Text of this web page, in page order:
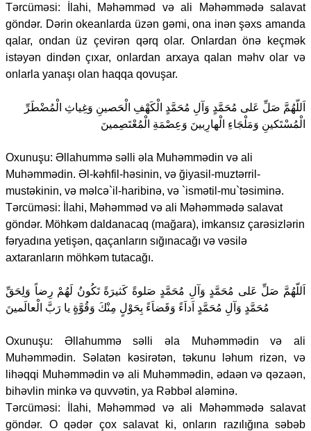
Tərcüməsi: İlahi, Məhəmməd və ali Məhəmmədə salavat
göndər. Dərin okeanlarda üzən gəmi, ona inən şəxs amanda
qalar, ondan üz çevirən qərq olar. Onlardan önə keçmək
istəyən dindən çıxar, onlardan arxaya qalan məhv olar və
onlarla yanaşı olan haqqa qovuşar.
اَللّهُمَّ صَلِّ عَلى مُحَمَّدٍ وَآلِ مُحَمَّدٍ الْكَهْفِ الْحَصينِ وَغِياثِ الْمُضْطَرِّ
الْمُسْتَكينِ وَمَلْجَاءِ الْهارِبينَ وَعِصْمَةِ الْمُعْتَصِمينَ
Oxunuşu: Əllahummə səlli əla Muhəmmədin və ali
Muhəmmədin. Əl-kəhfil-həsinin, və ğiyasil-muztərril-
mustəkinin, və məlcə`il-haribinə, və `ismətil-mu`təsiminə.
Tərcüməsi: İlahi, Məhəmməd və ali Məhəmmədə salavat
göndər. Möhkəm daldanacaq (mağara), imkansız çarəsizlərin
fəryadına yetişən, qaçanların sığınacağı və vəsilə
axtaranların möhkəm tutacağı.
اَللّهُمَّ صَلِّ عَلى مُحَمَّدٍ وَآلِ مُحَمَّدٍ صَلوةً كَثيرَةً تَكُونُ لَهُمْ رِضاً وَلِحَقِّ
مُحَمَّدٍ وَآلِ مُحَمَّدٍ اَداَءً وَقَضاَءً بِحَوْلٍ مِنْكَ وَقُوَّةٍ يا رَبَّ الْعالَمينَ
Oxunuşu: Əllahummə səlli əla Muhəmmədin və ali
Muhəmmədin. Səlatən kəsirətən, təkunu ləhum rizən, və
lihəqqi Muhəmmədin və ali Muhəmmədin, ədaən və qəzaən,
bihəvlin minkə və quvvətin, ya Rəbbəl aləminə.
Tərcüməsi: İlahi, Məhəmməd və ali Məhəmmədə salavat
göndər. O qədər çox salavat ki, onların razılığına səbəb